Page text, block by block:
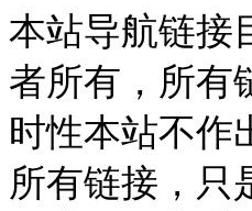
本站导航链接
者所有，所有
时性本站不作
所有链接，只